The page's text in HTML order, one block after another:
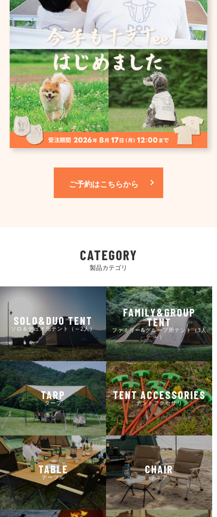
ご予約はこちらから
CATEGORY
製品カテゴリ
SOLO&DUO TENT
ソロ＆デュオ用テント（～2人）
FAMILY&GROUP
TENT
ファミリー&グループ用テント（3人
～）
TARP
タープ
TENT ACCESSORIES
テントアクセサリ
TABLE
テーブル
CHAIR
チェア